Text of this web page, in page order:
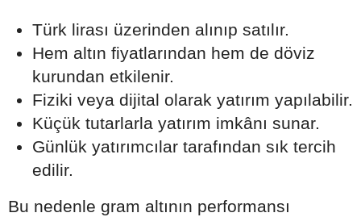
Türk lirası üzerinden alınıp satılır.
Hem altın fiyatlarından hem de döviz
kurundan etkilenir.
Fiziki veya dijital olarak yatırım yapılabilir.
Küçük tutarlarla yatırım imkânı sunar.
Günlük yatırımcılar tarafından sık tercih
edilir.
Bu nedenle gram altının performansı